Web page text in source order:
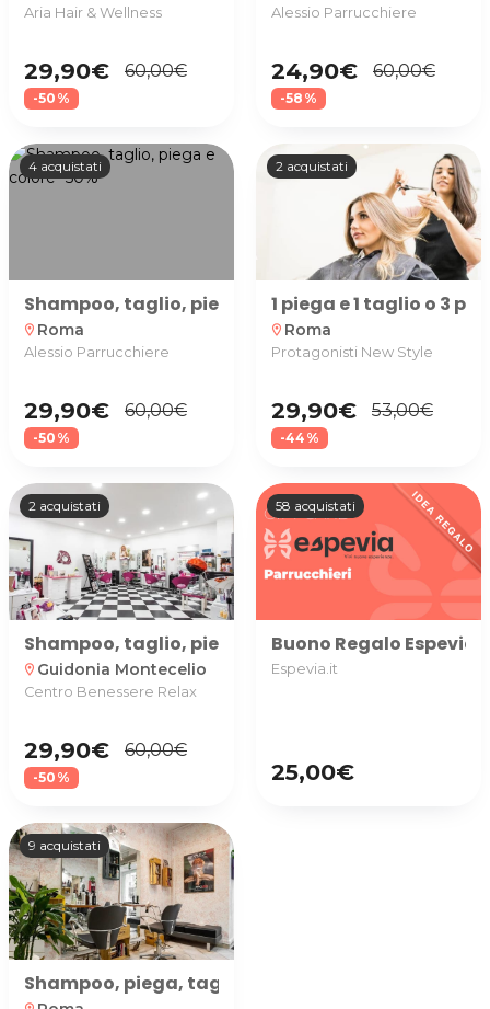
Aria Hair & Wellness
29,90€ 60,00€
-50%
Alessio Parrucchiere
24,90€ 60,00€
-58%
4 acquistati
Shampoo, taglio, piega e colore presso Alessio
location_on Roma
Alessio Parrucchiere
29,90€ 60,00€
-50%
2 acquistati
1 piega e 1 taglio o 3
location_on Roma
Protagonisti New Style
29,90€ 53,00€
-44%
2 acquistati
Shampoo, taglio, piega e colore Donna Centro
location_on Guidonia Montecelio
Centro Benessere Relax
29,90€ 60,00€
-50%
58 acquistati
Buono Regalo
Espevia.it
25,00€
9 acquistati
Shampoo, piega, taglio, colore ed effetti luce